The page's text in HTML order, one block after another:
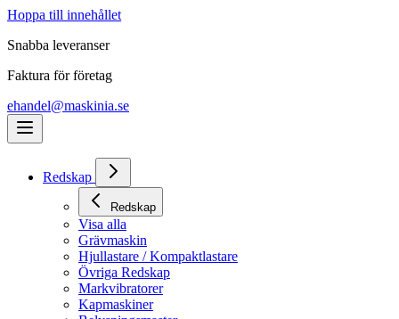
Hoppa till innehållet
Snabba leveranser
Faktura för företag
ehandel@maskinia.se
Redskap
Redskap
Visa alla
Grävmaskin
Hjullastare / Kompaktlastare
Övriga Redskap
Markvibratorer
Kapmaskiner